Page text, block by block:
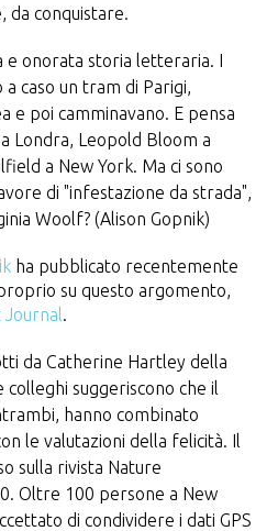
da conquistare.
e onorata storia letteraria. I
caso un tram di Parigi,
e poi camminavano. E pensa
Londra, Leopold Bloom a
a New York. Ma ci sono
di "infestazione da strada",
Woolf? (Alison Gopnik)
ha pubblicato recentemente
su questo argomento,
.
da Catherine Hartley della
colleghi suggeriscono che il
hanno combinato
le valutazioni della felicità. Il
sulla rivista Nature
Oltre 100 persone a New
di condividere i dati GPS